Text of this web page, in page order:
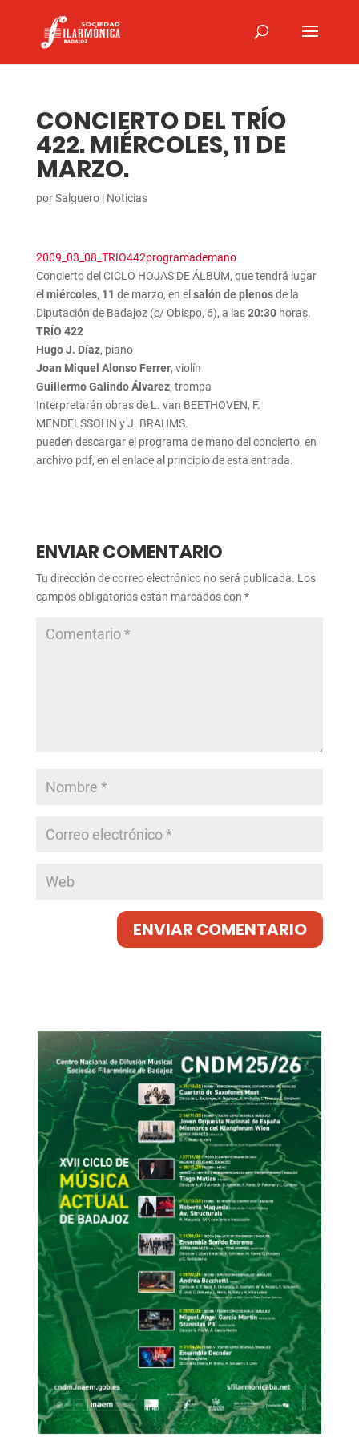
CONCIERTO DEL TRÍO
422. MIÉRCOLES, 11 DE
MARZO.
porSalguero| Noticias
2009_03_08_TRIO442programademano
Concierto del CICLO HOJAS DE ÁLBUM, que tendrá lugar
el miércoles, 11 de marzo, en el salón de plenosde la
Diputación de Badajoz (c/ Obispo, 6), a las20:30 horas.
TRÍO 422
Hugo J. Díaz, piano
Joan Miquel Alonso Ferrer, violín
Guillermo Galindo Álvarez, trompa
Interpretarán obras de L. van BEETHOVEN, F.
MENDELSSOHN y J. BRAHMS.
pueden descargar el programa de mano del concierto, en
archivo pdf, en el enlace al principio de esta entrada.
ENVIAR COMENTARIO
Tu dirección de correo electrónico no será publicada. Los
campos obligatorios están marcados con *